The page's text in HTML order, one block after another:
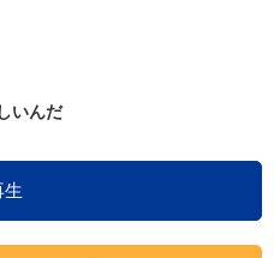
ンキングなど
をチェック！
いんだ
生